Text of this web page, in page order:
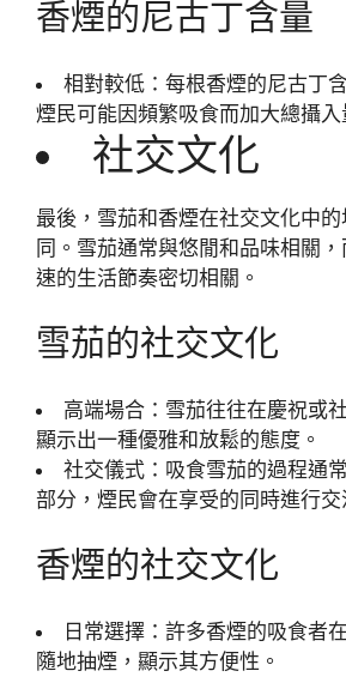
香煙的尼古丁含量
相對較低：每根香煙的尼古丁
煙民可能因頻繁吸食而加大總攝入
社交文化
最後，雪茄和香煙在社交文化中
同。雪茄通常與悠閒和品味相關
速的生活節奏密切相關。
雪茄的社交文化
高端場合：雪茄往往在慶祝或
顯示出一種優雅和放鬆的態度。
社交儀式：吸食雪茄的過程通
部分，煙民會在享受的同時進行交
香煙的社交文化
日常選擇：許多香煙的吸食者
隨地抽煙，顯示其方便性。